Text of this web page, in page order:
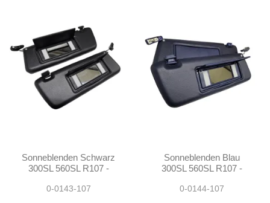
Sonneblenden Schwarz
300SL 560SL R107 -
0-0143-107
Sonneblenden Blau
300SL 560SL R107 -
0-0144-107